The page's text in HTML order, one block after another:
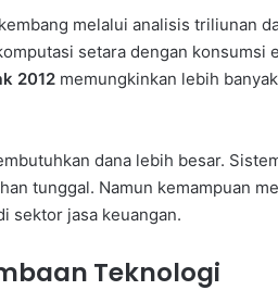
melalui analisis triliunan
setara dengan konsumsi
2012 memungkinkan lebih
dana lebih besar.
tunggal. Namun kemampuan
sektor jasa keuangan.
Teknologi